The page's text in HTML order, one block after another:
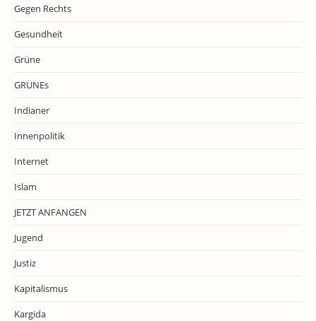
Gegen Rechts
Gesundheit
Grüne
GRÜNEs
Indianer
Innenpolitik
Internet
Islam
JETZT ANFANGEN
Jugend
Justiz
Kapitalismus
Kargida